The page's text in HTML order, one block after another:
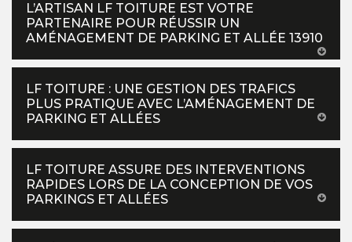
L’ARTISAN LF TOITURE EST VOTRE
PARTENAIRE POUR RÉUSSIR UN
AMÉNAGEMENT DE PARKING ET ALLÉE 13910
LF TOITURE : UNE GESTION DES TRAFICS
PLUS PRATIQUE AVEC L’AMÉNAGEMENT DE
PARKING ET ALLÉES
LF TOITURE ASSURE DES INTERVENTIONS
RAPIDES LORS DE LA CONCEPTION DE VOS
PARKINGS ET ALLÉES